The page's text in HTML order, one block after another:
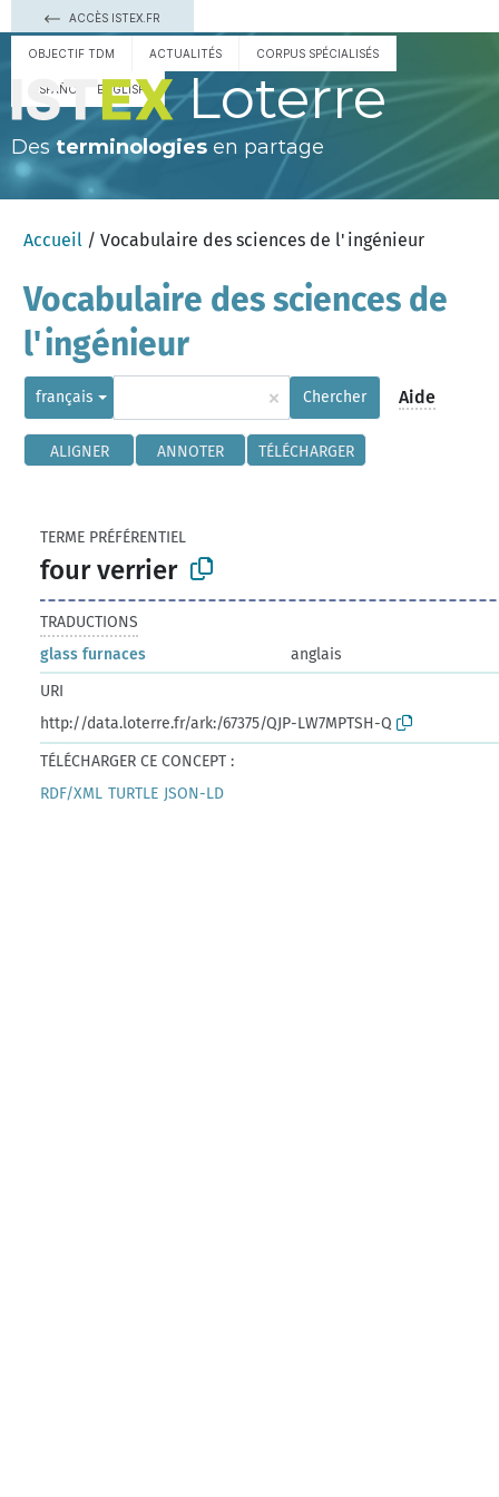
ACCÈS ISTEX.FR
OBJECTIF TDM ACTUALITÉS CORPUS SPÉCIALISÉS
ESPAÑOL ENGLISH Loterre
Des terminologies en partage
Accueil / Vocabulaire des sciences de l'ingénieur
Vocabulaire des sciences de
l'ingénieur
français × Chercher Aide
ALIGNER ANNOTER TÉLÉCHARGER
TERME PRÉFÉRENTIEL
four verrier
TRADUCTIONS
glass furnaces
anglais
URI
http://data.loterre.fr/ark:/67375/QJP-LW7MPTSH-Q
TÉLÉCHARGER CE CONCEPT :
RDF/XML TURTLE JSON-LD